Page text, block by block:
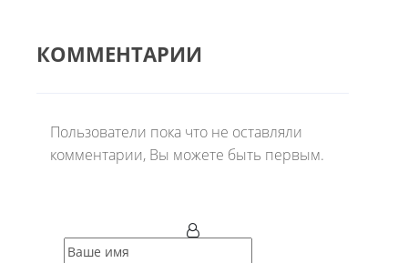
КОММЕНТАРИИ
Пользователи пока что не оставляли
комментарии, Вы можете быть первым.